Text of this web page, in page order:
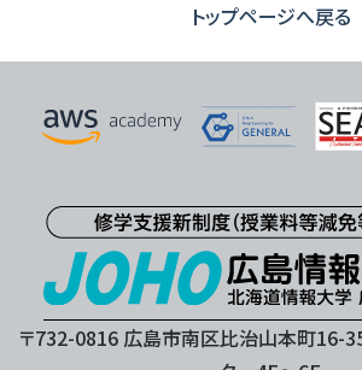
トップページへ戻る
〒732-0816 広島市南区比治山本町16-